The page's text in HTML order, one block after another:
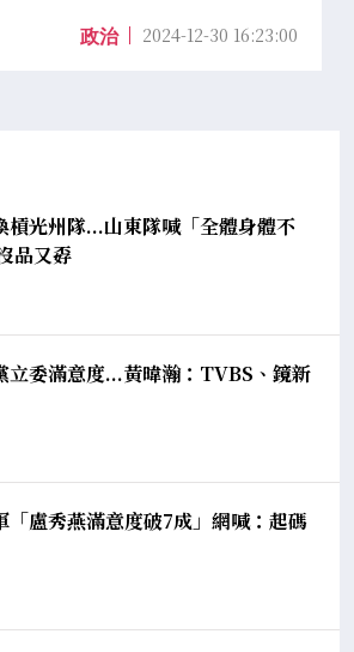
政治 2024-12-30 16:23:00
槓光州隊...山東隊喊「全體身體不
品又孬
立委滿意度...黃暐瀚：TVBS、鏡新
「盧秀燕滿意度破7成」網喊：起碼